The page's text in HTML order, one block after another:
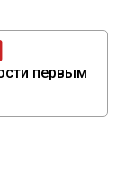
первым